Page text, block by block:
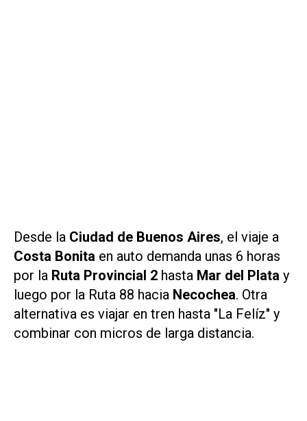
Desde la Ciudad de Buenos Aires, el viaje a
Costa Bonita en auto demanda unas 6 horas
por la Ruta Provincial 2 hasta Mar del Plata y
luego por la Ruta 88 hacia Necochea. Otra
alternativa es viajar en tren hasta "La Felíz" y
combinar con micros de larga distancia.